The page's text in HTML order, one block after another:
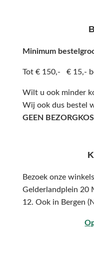
Minimum
Tot € 150,- € 15,-
Wilt u ook minder
Wij ook dus bestel
GEEN
Bezoek onze
Gelderlandplein 20
12. Ook in Bergen